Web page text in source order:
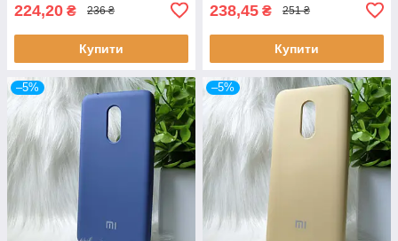
224,20 ₴ 236 ₴
Купити
238,45 ₴ 251 ₴
Купити
–5% –5%